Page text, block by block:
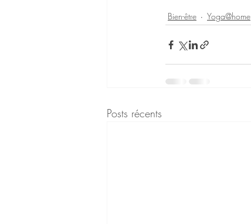
Bien-être Yoga@home
Posts récents